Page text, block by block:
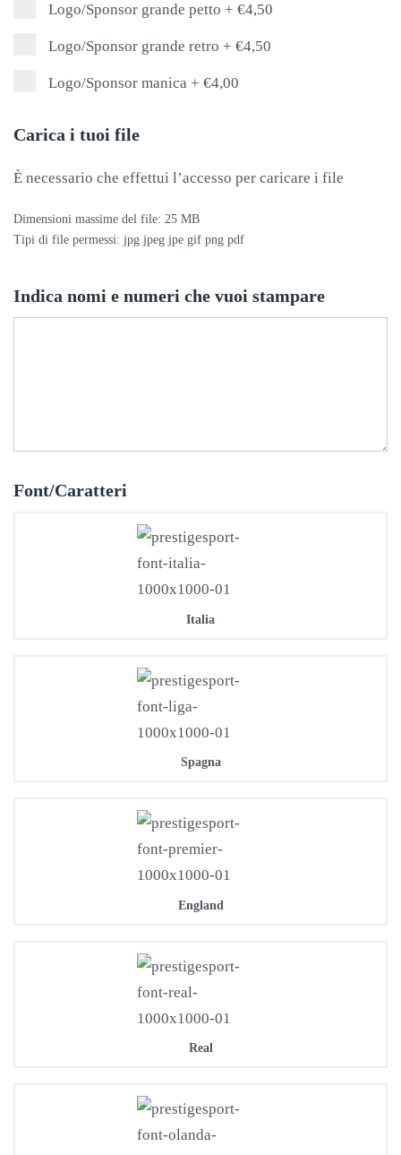
Logo/Sponsor grande petto + €4,50
Logo/Sponsor grande retro + €4,50
Logo/Sponsor manica + €4,00
Carica i tuoi file
È necessario che effettui l’accesso per caricare i file
Dimensioni massime del file: 25 MB
Tipi di file permessi: jpg jpeg jpe gif png pdf
Indica nomi e numeri che vuoi stampare
Font/Caratteri
Italia
Spagna
England
Real